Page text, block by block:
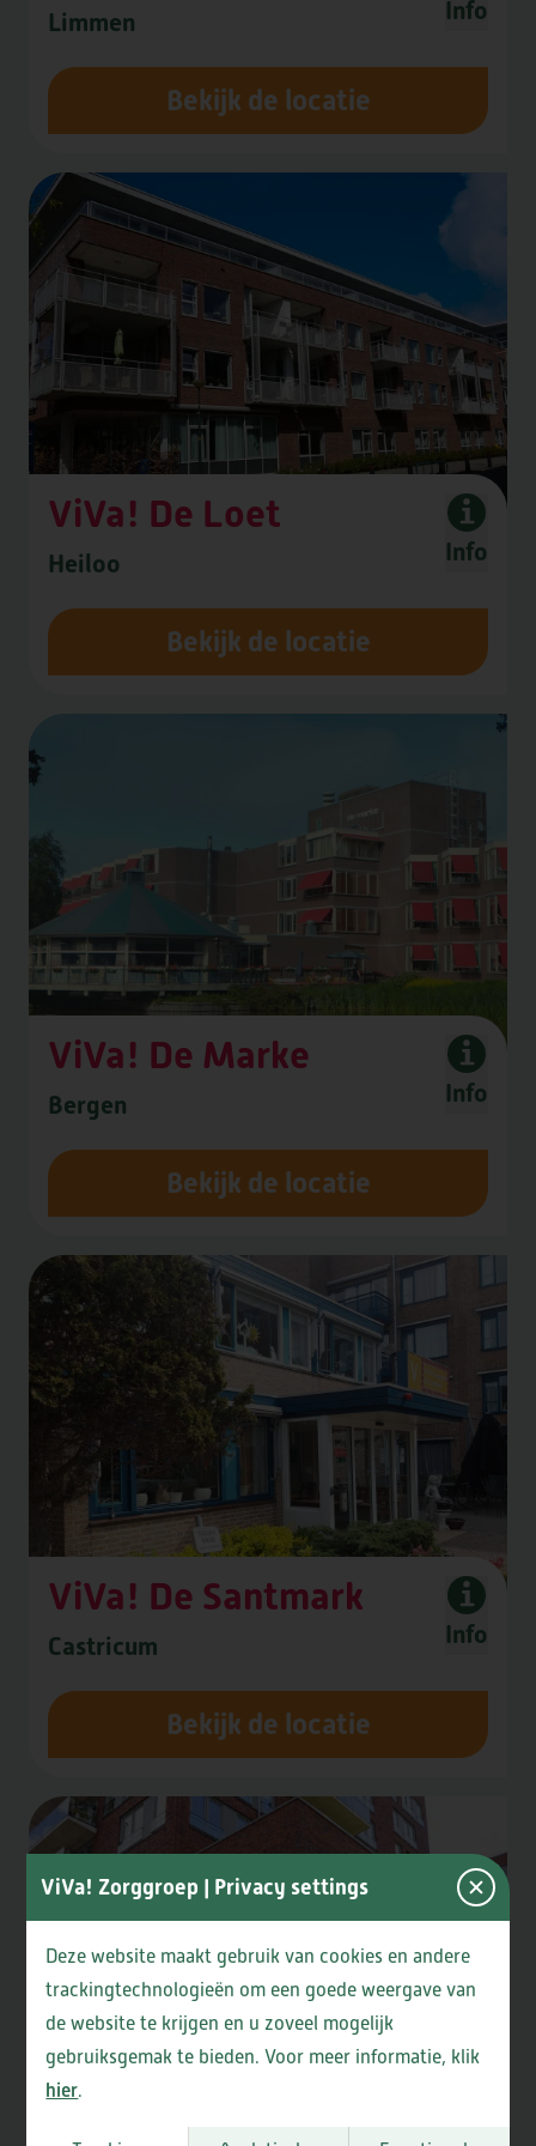
ViVa! Zorggroep | Privacy settings
Deze website maakt gebruik van cookies en andere
trackingtechnologieën om een goede weergave van
de website te krijgen en u zoveel mogelijk
gebruiksgemak te bieden. Voor meer informatie, klik
hier.
HEEMSWIJK
MEERSTATE
SINT AGNES WATERRIJCK
WESTERHEEM
FORUM II
DE LOET OVERKERCK
Limmen Info
Bekijk de locatie
ViVa! De Loet
Heiloo Info
Bekijk de locatie
ViVa! De Marke
Bergen Info
Bekijk de locatie
ViVa! De Santmark
Castricum Info
Bekijk de locatie